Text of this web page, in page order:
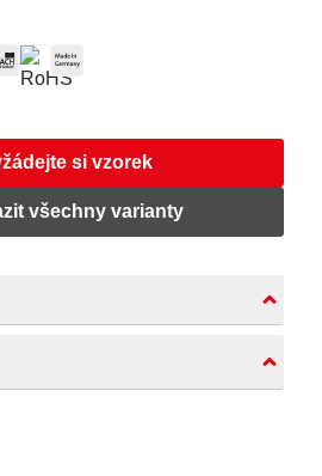
si vzorek
všechny varianty